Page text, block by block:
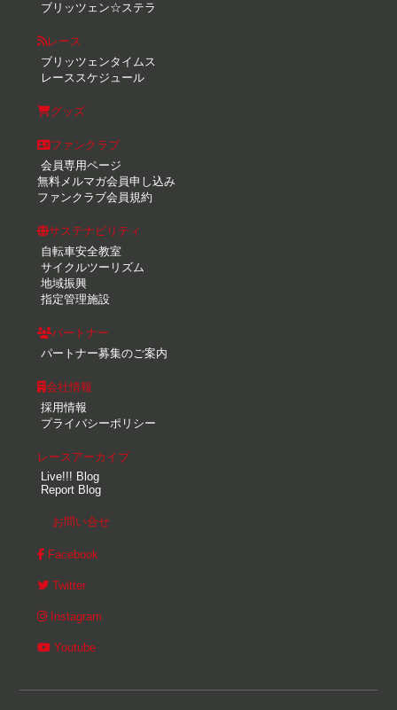
ブリッツェン☆ステラ
レース
ブリッツェンタイムス
レーススケジュール
グッズ
ファンクラブ
会員専用ページ
無料メルマガ会員申し込み
ファンクラブ会員規約
サステナビリティ
自転車安全教室
サイクルツーリズム
地域振興
指定管理施設
パートナー
パートナー募集のご案内
会社情報
採用情報
プライバシーポリシー
レースアーカイブ
Live!!! Blog
Report Blog
お問い合せ
Facebook
Twitter
Instagram
Youtube